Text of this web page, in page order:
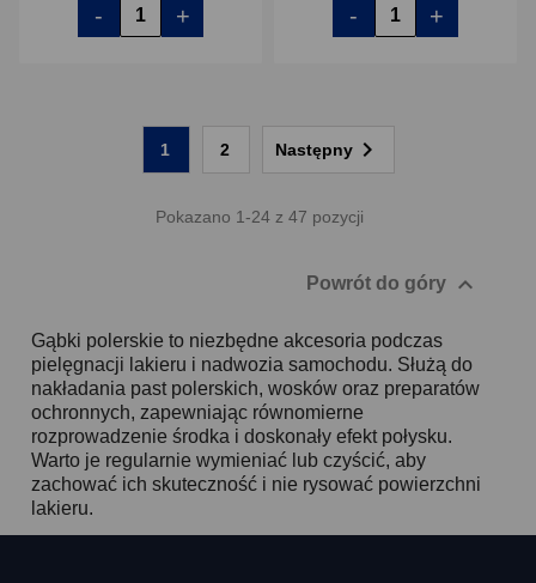
- + - +
Pokazano 1-24 z 47 pozycji
1 2 Następny
Powrót do góry 
Gąbki polerskie to niezbędne akcesoria podczas
pielęgnacji lakieru i nadwozia samochodu. Służą do
nakładania past polerskich, wosków oraz preparatów
ochronnych, zapewniając równomierne
rozprowadzenie środka i doskonały efekt połysku.
Warto je regularnie wymieniać lub czyścić, aby
zachować ich skuteczność i nie rysować powierzchni
lakieru.